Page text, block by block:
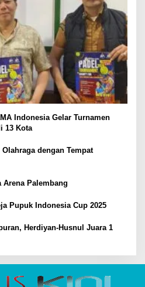
Indonesia Gelar Turnamen
13 Kota
dengan Tempat
Palembang
Pupuk Indonesia Cup 2025
Herdiyan-Husnul Juara 1